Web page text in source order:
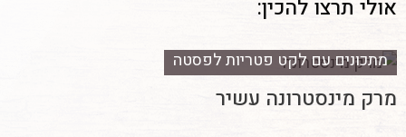
אולי תרצו להכין:
מתכונים עם לקט פטריות לפסטה
מרק מינסטרונה עשיר